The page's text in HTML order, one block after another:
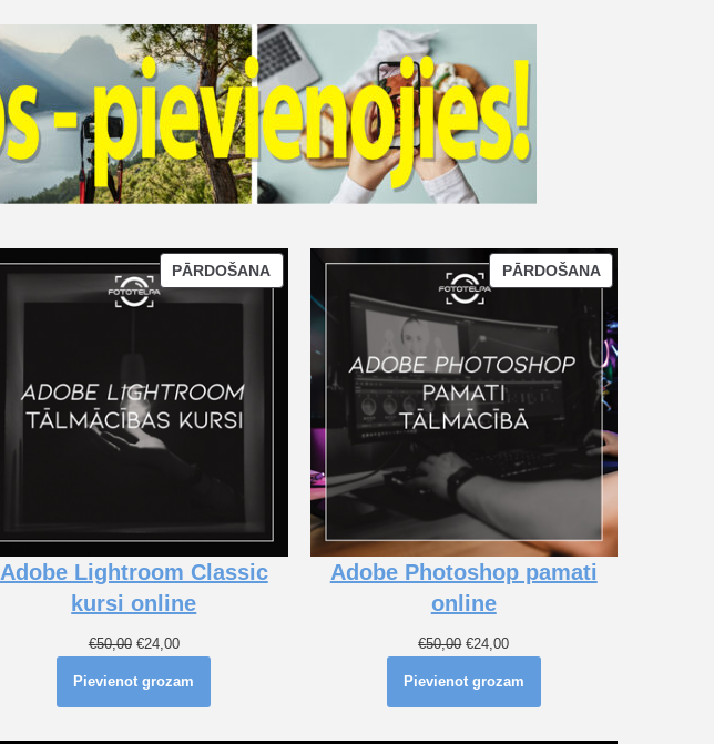
PĀRDOŠANA
Adobe Lightroom Classic
kursi online
€50,00 €24,00
Pievienot grozam
PĀRDOŠANA
Adobe Photoshop pamati
online
€50,00 €24,00
Pievienot grozam